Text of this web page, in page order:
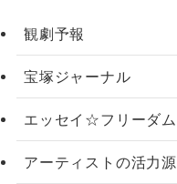
観劇予報
宝塚ジャーナル
エッセイ☆フリーダム
アーティストの活力源